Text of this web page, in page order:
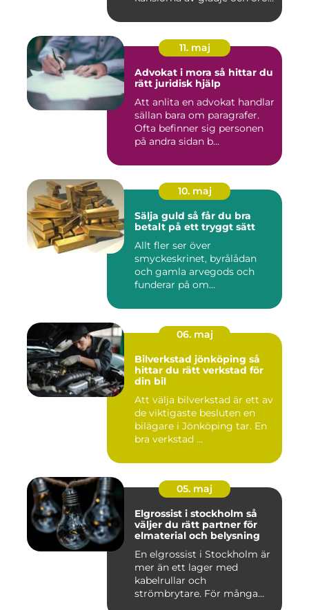
11. maj
Advokat i mora så hittar du
rätt juridisk hjälp
Att anlita en advokat handlar
sällan bara om paragrafer.
Ofta befinner sig personen
på andra sidan b...
10. maj
Sälja guld så får du bra
betalt på ett tryggt sätt
Allt fler ser över
smyckeskrinet, byrålådan
och gamla arvegods och
funderar på om
06. maj
Bilverkstad jönköping så
hittar du rätt verkstad för
din bil
Att välja bilverkstad är ett av
de viktigaste besluten en
bilägare i Jönköping tar. En
bra verkstad ...
05. maj
Elgrossist i stockholm så
väljer du rätt partner för
elmaterial och belysning
En elgrossist i Stockholm är
mer än ett lager med
kabelrullar och
strömbrytare. För många